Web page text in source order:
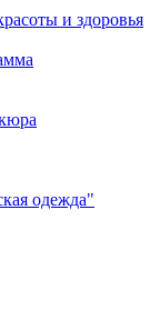
и здоровья
одежда"